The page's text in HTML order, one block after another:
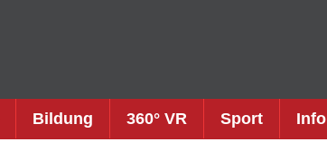
Bildung 360° VR Sport Info